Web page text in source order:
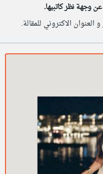
عن وجهة نظر كاتبيها.
الاكتروني للمقالة.